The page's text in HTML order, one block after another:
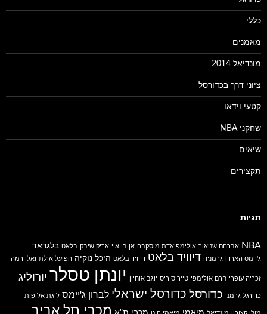
כללי
מאמנים
מונדיאל 2014
ציוני דרך בכדורסל
קטעי וידאו
שחקני NBA
שיאים
תקצירים
תגיות
NBA אברהם שניאור אולימפיאדת מוסקבה אן.בי.איי אריק שיבק בלאט בלגראד
ג'יימס הארדן גרמניה דיוויד בלאט דייויד בלאט היכל נוקיה הפועל אילת ואלדרמה
זכריה עופרי חרם אולימפי טייריס ריס יוגב אוחיון יונתן טסלר יורוליג
כדורגל גרמני כדורסל כדורסל ישראלי לברון ג'יימס ליגת אלופות
מכבי תל אביב